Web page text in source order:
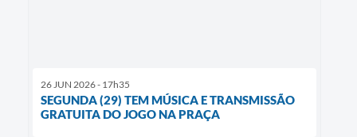
26 JUN 2026 - 17h35
SEGUNDA (29) TEM MÚSICA E TRANSMISSÃO
GRATUITA DO JOGO NA PRAÇA